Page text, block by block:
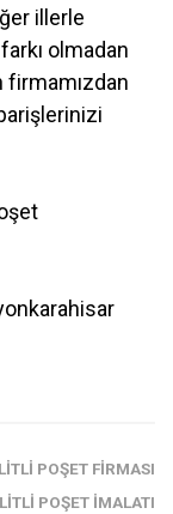
illerle
olmadan
POŞET FIRMASI
POŞET IMALATI